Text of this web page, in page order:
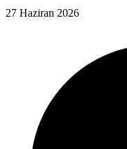
27 Haziran 2026